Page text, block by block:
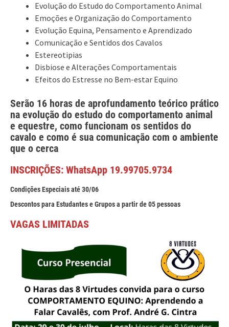
Evolução do Estudo do Comportamento Animal
Emoções e Organização do Comportamento
Evolução Equina, Pensamento e Aprendizado
Comunicação e Sentidos dos Cavalos
Estereotipias
Disbiose e Alterações Comportamentais
Efeitos do Estresse no Bem-estar Equino
Serão 16 horas de aprofundamento teórico prático
na evolução do estudo do comportamento animal
e equestre, como funcionam os sentidos do
cavalo e como é sua comunicação com o ambiente
que o cerca
INSCRIÇÕES: WhatsApp 19.99705.9734
Condições Especiais até 30/06
Descontos para Estudantes e Grupos a partir de 05 pessoas
VAGAS LIMITADAS